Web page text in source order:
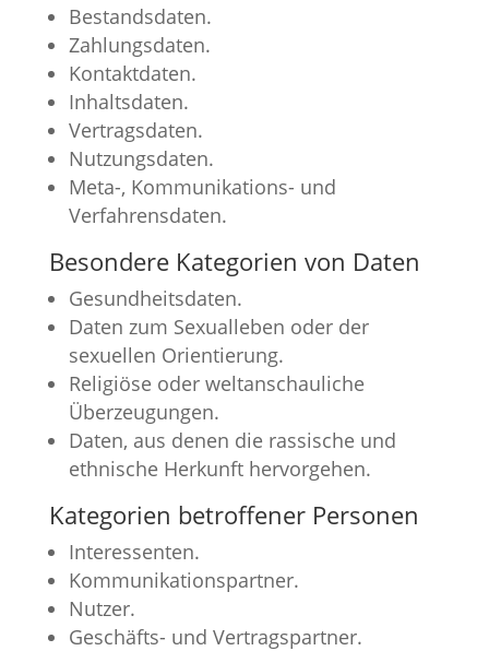
Bestandsdaten.
Zahlungsdaten.
Kontaktdaten.
Inhaltsdaten.
Vertragsdaten.
Nutzungsdaten.
Meta-, Kommunikations- und
Verfahrensdaten.
Besondere Kategorien von Daten
Gesundheitsdaten.
Daten zum Sexualleben oder der
sexuellen Orientierung.
Religiöse oder weltanschauliche
Überzeugungen.
Daten, aus denen die rassische und
ethnische Herkunft hervorgehen.
Kategorien betroffener Personen
Interessenten.
Kommunikationspartner.
Nutzer.
Geschäfts- und Vertragspartner.